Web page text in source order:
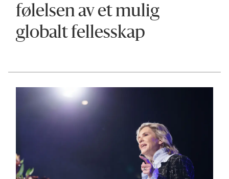
følelsen av et mulig
globalt fellesskap